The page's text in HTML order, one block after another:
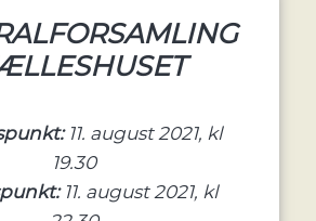
11. august 2021, kl
19.30
11. august 2021, kl